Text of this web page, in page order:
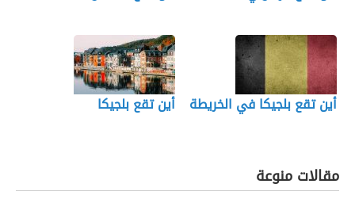
أين تقع بلجيكا في الخريطة أين تقع بلجيكا
مقالات منوعة